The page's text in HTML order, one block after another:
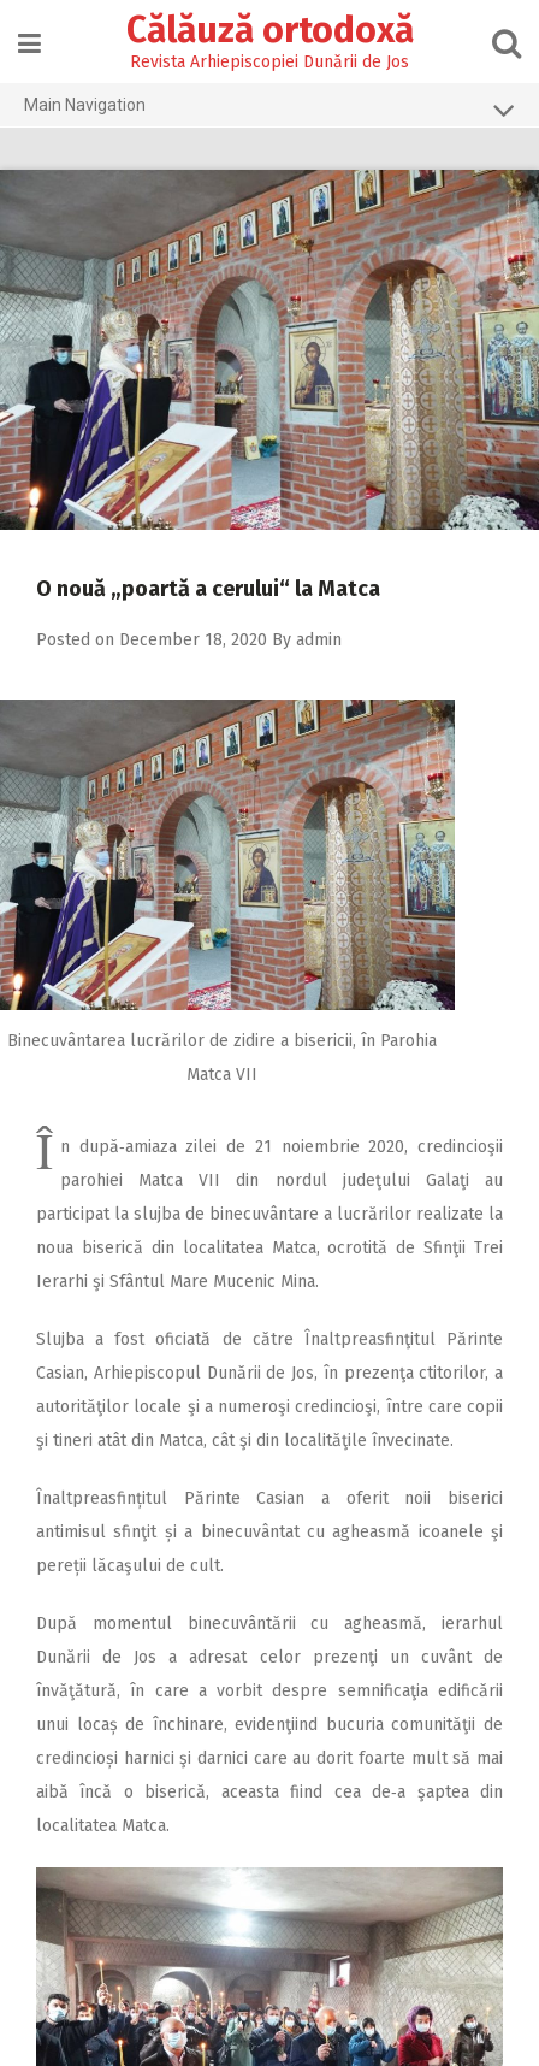
content
Călăuză ortodoxă
Revista Arhiepiscopiei Dunării de Jos
Main Navigation
2024
2023
2022
2021
2020
2019
2017
2016
2013
2012
2011
2010
2009
O nouă „poartă a cerului“ la Matca
Posted on December 18, 2020 By admin
Binecuvântarea lucrărilor de zidire a bisericii, în Parohia
Matca VII
Î n după‑amiaza zilei de 21 noiembrie 2020, cre­dincioşii
parohiei Matca VII din nordul judeţului Galaţi au
participat la slujba de binecuvântare a lucrărilor realizate la
noua biserică din localitatea Matca, ocrotită de Sfinţii Trei
Ierarhi şi Sfântul Mare Mucenic Mina.
Slujba a fost oficiată de către Înaltpreasfinţitul Părinte
Casian, Arhiepiscopul Dunării de Jos, în prezenţa ctitorilor, a
autorităţilor locale şi a numeroşi credincioşi, între care copii
şi tineri atât din Matca, cât şi din localităţile învecinate.
Înaltpreasfințitul Părinte Ca­sian a oferit noii biserici
antimisul sfinţit și a binecuvântat cu agheasmă icoanele şi
pereții lăcaşului de cult.
După momentul binecu­vân­tării cu agheasmă, ierarhul
Dunării de Jos a adresat celor prezenţi un cuvânt de
învăţătură, în care a vorbit despre semnificaţia edificării
unui locaș de închinare, evidenţiind bucuria comunităţii de
credincioși harnici şi darnici care au dorit foarte mult să mai
aibă încă o biserică, aceasta fiind cea de‑a şaptea din
localitatea Matca.